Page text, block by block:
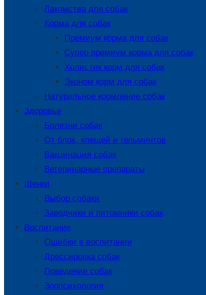
Лакомства для собак
Корма для собак
Премиум корма для собак
Супер премиум корма для собак
Холистик корм для собак
Эконом корм для собак
Натуральное кормление собак
Здоровье
Болезни собак
От блох, клещей и гельминтов
Вакцинация собак
Ветеринарные препараты
Щенки
Выбор собаки
Заводчики и питомники собак
Воспитание
Ошибки в воспитании
Дрессировка собак
Поведение собак
Зоопсихология